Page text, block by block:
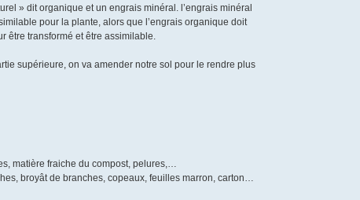
» dit organique et un engrais minéral. l’engrais minéral
pour la plante, alors que l’engrais organique doit
être transformé et être assimilable.
supérieure, on va amender notre sol pour le rendre plus
matière fraiche du compost, pelures,…
broyât de branches, copeaux, feuilles marron, carton…